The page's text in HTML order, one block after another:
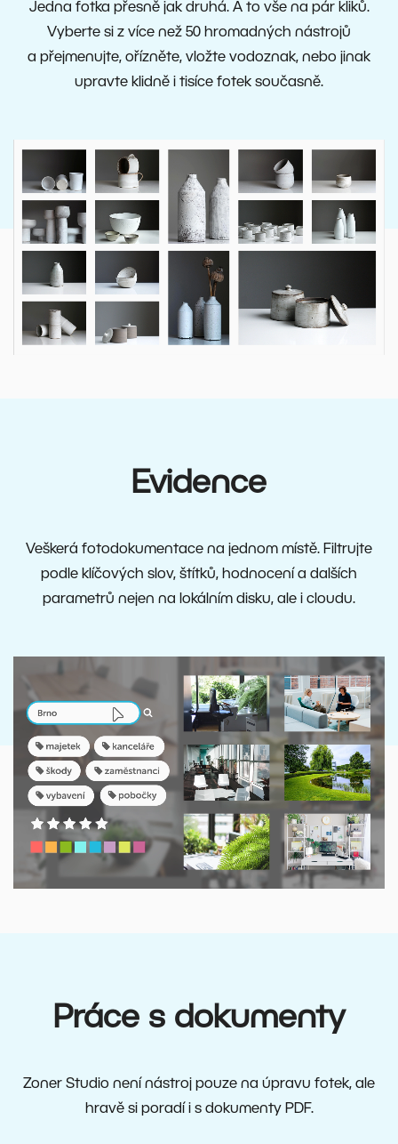
Jedna fotka přesně jak druhá. A to vše na pár kliků.
Vyberte si z více než 50 hromadných nástrojů
a přejmenujte, ořízněte, vložte vodoznak, nebo jinak
upravte klidně i tisíce fotek současně.
Evidence
Veškerá fotodokumentace na jednom místě. Filtrujte
podle klíčových slov, štítků, hodnocení a dalších
parametrů nejen na lokálním disku, ale i cloudu.
Práce s dokumenty
Zoner Studio není nástroj pouze na úpravu fotek, ale
hravě si poradí i s dokumenty PDF.